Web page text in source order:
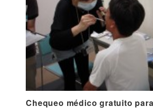
Chequeo médico gratuito para